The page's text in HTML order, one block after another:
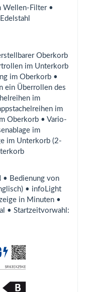
Wellen-Filter •
Oberkorb
im Unterkorb
im Oberkorb •
ein Überrollen des
im
im
Oberkorb • Vario-
im
im Unterkorb (2-
• Bedienung von
• infoLight
in Minuten •
• Startzeitvorwahl: